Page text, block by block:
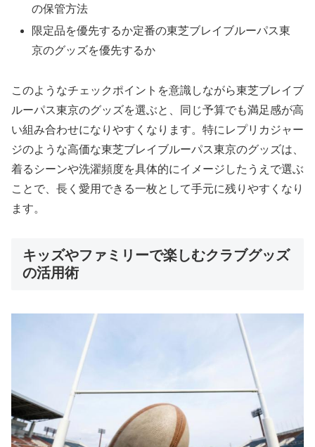
の保管方法
限定品を優先するか定番の東芝ブレイブルーパス東
京のグッズを優先するか
このようなチェックポイントを意識しながら東芝ブレイブ
ルーパス東京のグッズを選ぶと、同じ予算でも満足感が高
い組み合わせになりやすくなります。特にレプリカジャー
ジのような高価な東芝ブレイブルーパス東京のグッズは、
着るシーンや洗濯頻度を具体的にイメージしたうえで選ぶ
ことで、長く愛用できる一枚として手元に残りやすくなり
ます。
キッズやファミリーで楽しむクラブグッズ
の活用術